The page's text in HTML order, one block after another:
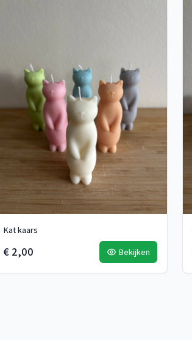
Kat kaars
€ 2,00 Bekijken